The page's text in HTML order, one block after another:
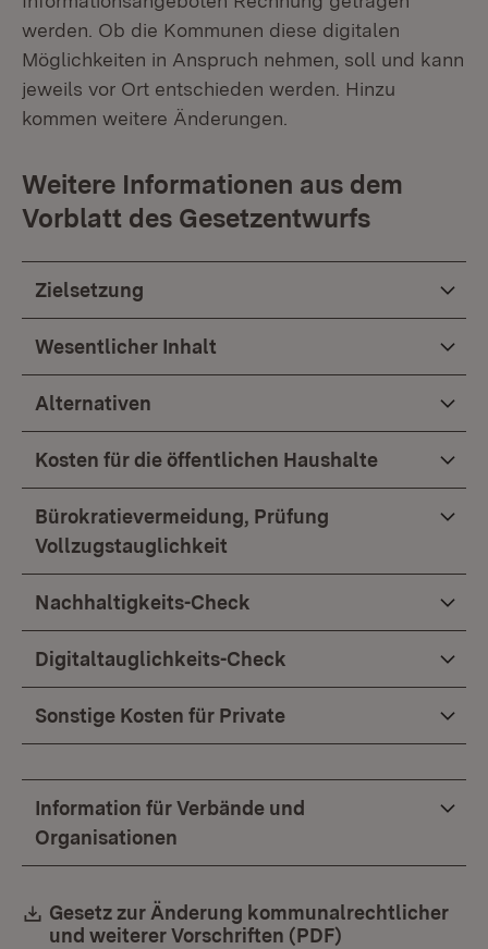
werden. Ob die Kommunen diese digitalen
Möglichkeiten in Anspruch nehmen, soll und kann
jeweils vor Ort entschieden werden. Hinzu
kommen weitere Änderungen.
Weitere Informationen aus dem
Vorblatt des Gesetzentwurfs
Zielsetzung
Wesentlicher Inhalt
Alternativen
Kosten für die öffentlichen Haushalte
Bürokratievermeidung, Prüfung
Vollzugstauglichkeit
Nachhaltigkeits-Check
Digitaltauglichkeits-Check
Sonstige Kosten für Private
Information für Verbände und
Organisationen
Download:
Gesetz zur Änderung kommunalrechtlicher
und weiterer Vorschriften (PDF)